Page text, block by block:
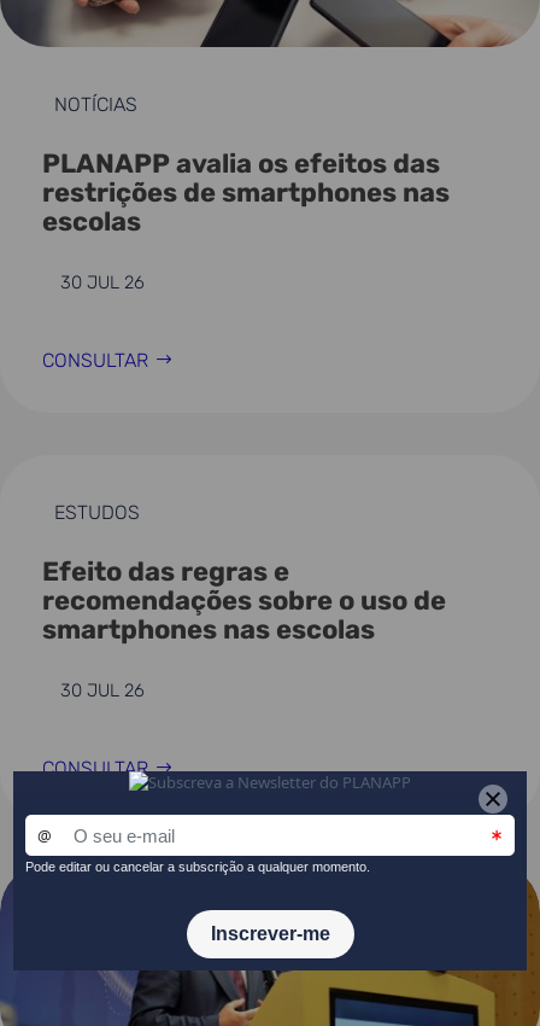
NOTÍCIAS
PLANAPP avalia os efeitos das
restrições de smartphones nas
escolas
30 JUL 26
CONSULTAR
ESTUDOS
Efeito das regras e
recomendações sobre o uso de
smartphones nas escolas
30 JUL 26
CONSULTAR